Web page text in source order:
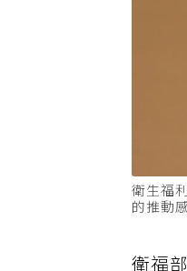
衛生福
的推動